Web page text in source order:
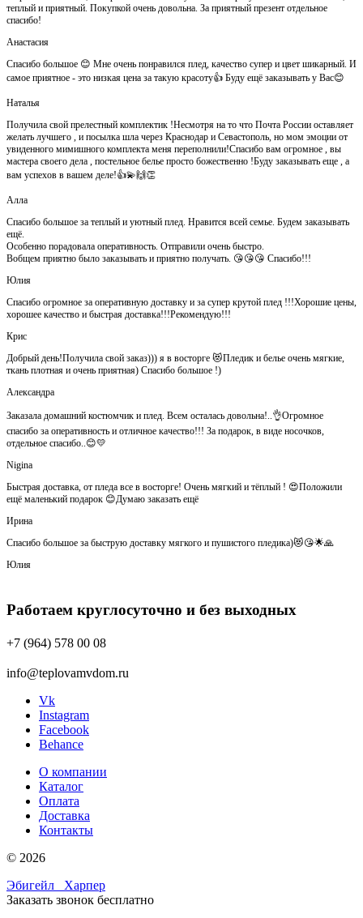
теплый и приятный. Покупкой очень довольна. За приятный презент отдельное
спасибо!
Анастасия
Спасибо большое 😊 Мне очень понравился плед, качество супер и цвет шикарный. И
самое приятное - это низкая цена за такую красоту👍 Буду ещё заказывать у Вас😊
Наталья
Получила свой прелестный комплектик !Несмотря на то что Почта России оставляет
желать лучшего , и посылка шла через Краснодар и Севастополь, но мом эмоции от
увиденного мимишного комплекта меня переполнили!Спасибо вам огромное , вы
мастера своего дела , постельное белье просто божественно !Буду заказывать еще , а
вам успехов в вашем деле!👍💫🙌👏
Алла
Спасибо большое за теплый и уютный плед. Нравится всей семье. Будем заказывать
ещё.
Особенно порадовала оперативность. Отправили очень быстро.
Вобщем приятно было заказывать и приятно получать. 😘😘😘 Спасибо!!!
Юлия
Спасибо огромное за оперативную доставку и за супер крутой плед !!!Хорошие цены,
хорошее качество и быстрая доставка!!!Рекомендую!!!
Крис
Добрый день!Получила свой заказ))) я в восторге 😻Пледик и белье очень мягкие,
ткань плотная и очень приятная) Спасибо большое !)
Александра
Заказала домашний костюмчик и плед. Всем осталась довольна!..👌Огромное
спасибо за оперативность и отличное качество!!! За подарок, в виде носочков,
отдельное спасибо..😊💛
Nigina
Быстрая доставка, от пледа все в восторге! Очень мягкий и тёплый ! 😍Положили
ещё маленький подарок 😊Думаю заказать ещё
Ирина
Спасибо большое за быструю доставку мягкого и пушистого пледика)😻😘🌟🙏
Юлия
Работаем круглосуточно и без выходных
+7 (964) 578 00 08
info@teplovamvdom.ru
Vk
Instagram
Facebook
Behance
О компании
Каталог
Оплата
Доставка
Контакты
© 2026
Эбигейл
Харпер
Заказать звонок бесплатно